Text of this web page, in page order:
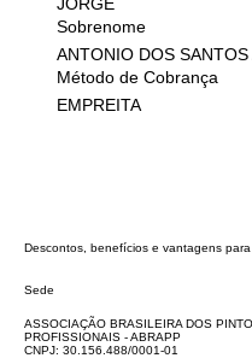
Sobrenome
ANTONIO DOS SANTOS
Método de Cobrança
EMPREITA
Descontos, benefícios e vantagens
Sede
ASSOCIAÇÃO BRASILEIRA DOS
PROFISSIONAIS - ABRAPP
CNPJ: 30.156.488/0001-01